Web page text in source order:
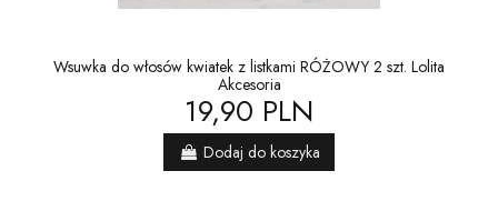
Wsuwka do włosów kwiatek z listkami RÓŻOWY 2 szt. Lolita
Akcesoria
19,90 PLN
Dodaj do koszyka